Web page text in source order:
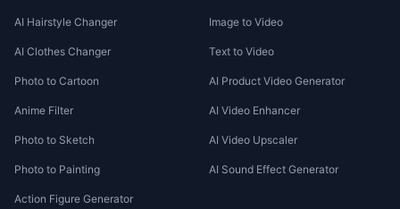
AI Hairstyle Changer
AI Clothes Changer
Photo to Cartoon
Anime Filter
Photo to Sketch
Photo to Painting
Action Figure Generator
Image to Video
Text to Video
AI Product Video Generator
AI Video Enhancer
AI Video Upscaler
AI Sound Effect Generator